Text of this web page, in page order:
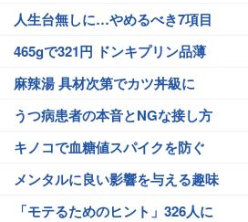
人生台無しに…やめるべき7項目
465gで321円 ドンキプリン品薄
麻辣湯 具材次第でカツ丼級に
うつ病患者の本音とNGな接し方
キノコで血糖値スパイクを防ぐ
メンタルに良い影響を与える趣味
「モテるためのヒント」326人に